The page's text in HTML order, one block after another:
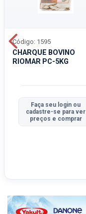
CHARQUE BOVINO
RIOMAR PC-5KG
Código: 1595
Faça seu login ou
cadastre-se para ver
preços e comprar